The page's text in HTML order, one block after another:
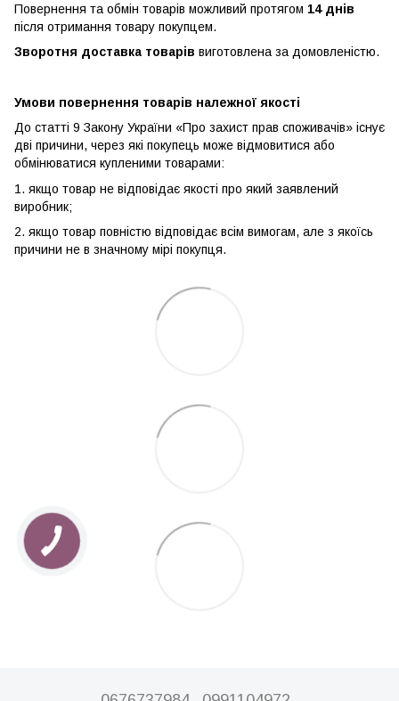
Повернення та обмін товарів можливий протягом 14 днів
після отримання товару покупцем.
Зворотня доставка товарів виготовлена ​​за домовленістю.
Умови повернення товарів належної якості
До статті 9 Закону України «Про захист прав споживачів» існує
дві причини, через які покупець може відмовитися або
обмінюватися купленими товарами:
1. якщо товар не відповідає якості про який заявлений
виробник;
2. якщо товар повністю відповідає всім вимогам, але з якоїсь
причини не в значному мірі покупця.